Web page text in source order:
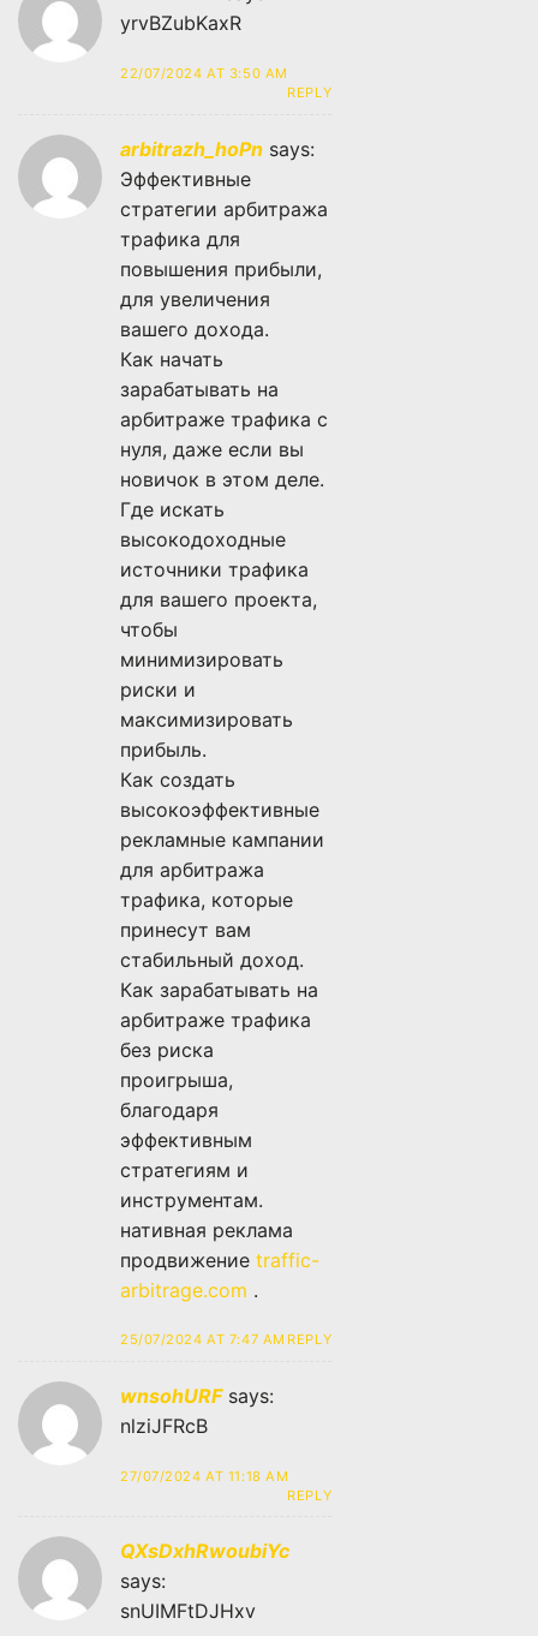
yrvBZubKaxR
22/07/2024 AT 3:50 AM
REPLY
arbitrazh_hoPn says:
Эффективные
стратегии арбитража
трафика для
повышения прибыли,
для увеличения
вашего дохода.
Как начать
зарабатывать на
арбитраже трафика с
нуля, даже если вы
новичок в этом деле.
Где искать
высокодоходные
источники трафика
для вашего проекта,
чтобы
минимизировать
риски и
максимизировать
прибыль.
Как создать
высокоэффективные
рекламные кампании
для арбитража
трафика, которые
принесут вам
стабильный доход.
Как зарабатывать на
арбитраже трафика
без риска
проигрыша,
благодаря
эффективным
стратегиям и
инструментам.
нативная реклама
продвижение traffic-
arbitrage.com .
25/07/2024 AT 7:47 AM REPLY
wnsohURF says:
nlziJFRcB
27/07/2024 AT 11:18 AM
REPLY
QXsDxhRwoubiYc
says:
snUIMFtDJHxv